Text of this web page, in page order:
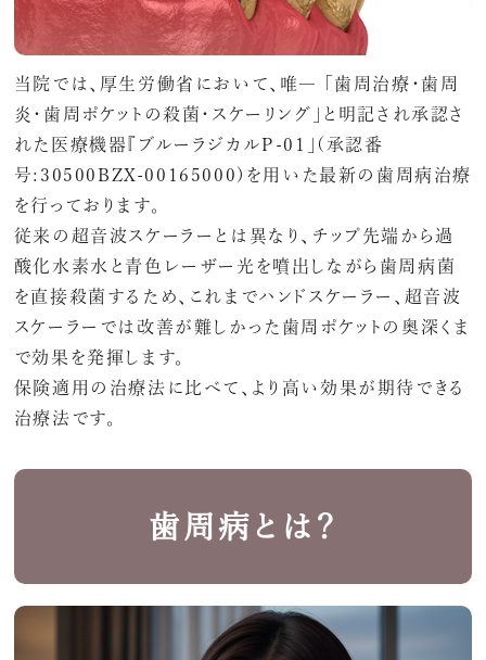
当院では、厚生労働省において、唯― 「歯周治療・歯周
炎・歯周ポケットの殺菌・スケーリング」と明記され承認さ
れた医療機器『ブルーラジカルP-01」(承認番
号:30500BZX-00165000)を用いた最新の歯周病治療
を行っております。
従来の超音波スケーラーとは異なり、チップ先端から過
酸化水素水と青色レーザー光を噴出しながら歯周病菌
を直接殺菌するため、これまでハンドスケーラー、超音波
スケーラーでは改善が難しかった歯周ポケットの奥深くま
で効果を発揮します。
保険適用の治療法に比べて、より高い効果が期待できる
治療法です。
歯周病とは？